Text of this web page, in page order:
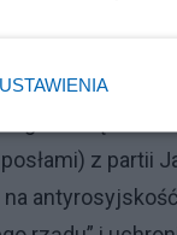
pozbyć się
stanął szef
z partii
USTAWIENIA